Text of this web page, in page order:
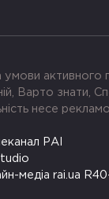
умови активного
Варто знати,
несе
РАІ
медіа rai.ua